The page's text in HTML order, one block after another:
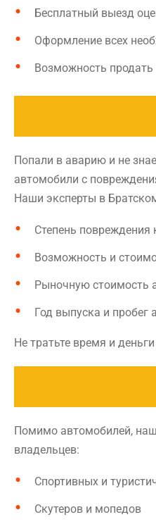
Бесплатный выезд
Оформление всех
Возможность
Попали в аварию и не
автомобили с
Наши эксперты в
Степень повреждения
Возможность и
Рыночную стоимость
Год выпуска и пробег
Не тратьте время и
Помимо автомобилей,
владельцев:
Спортивных и
Скутеров и мопедов